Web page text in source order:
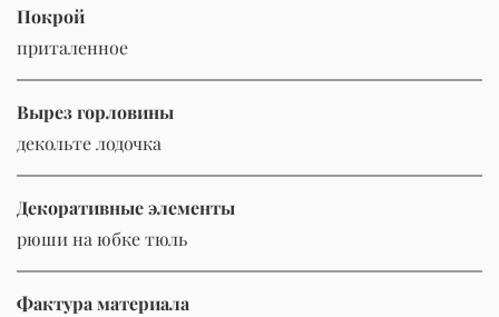
Покрой
приталенное
Вырез горловины
декольте лодочка
Декоративные элементы
рюши на юбке тюль
Фактура материала